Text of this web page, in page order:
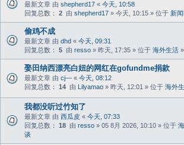
最新文章 由 shepherd17 « 今天, 10:58
回复总数： 2 由 shepherd17 » 今天, 10:15 » 位于 新
偷鸡不成
最新文章 由 dhd « 今天, 09:31
回复总数： 5 由 resso » 昨天, 17:35 » 位于 海外生活 »
娶田纳西漂亮白妞的网红在gofundme捐款
最新文章 由 cj— « 今天, 08:12
回复总数： 14 由 Lilyamao » 昨天, 12:01 » 位于 海外
我都没听过竹知了
最新文章 由 西瓜皮 « 今天, 07:33
回复总数： 18 由 resso » 05 8月 2026, 10:10 » 位于
谈